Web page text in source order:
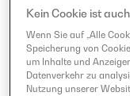
Kein Cookie ist
Wenn Sie auf „Alle
Speicherung von
um Inhalte und
Datenverkehr zu
Nutzung unserer